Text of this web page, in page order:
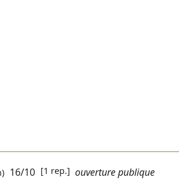
16/10 [1 rep.] ouverture publique